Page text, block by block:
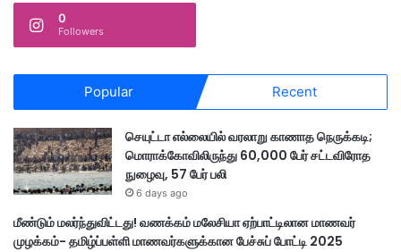
0
Followers
Popular Recent
செயுட்டா எல்லையில் வரலாறு காணாத நெருக்கடி;
மொராக்கோவிலிருந்து 60,000 பேர் சட்டவிரோத
நுழைவு, 57 பேர் பலி
6 days ago
மீண்டும் மலர்ந்துவிட்டது! வணக்கம் மலேசியா ஏற்பாட்டிலான மாணவர்
முழக்கம்- தமிழ்ப்பள்ளி மாணவர்களுக்கான பேச்சுப் போட்டி 2025